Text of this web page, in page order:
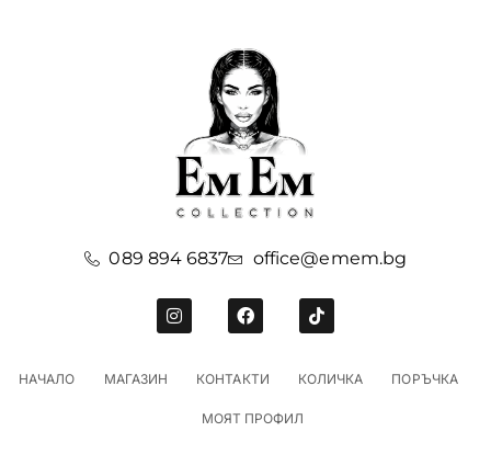
089 894 6837 office@emem.bg
НАЧАЛО МАГАЗИН КОНТАКТИ КОЛИЧКА ПОРЪЧКА
МОЯТ ПРОФИЛ